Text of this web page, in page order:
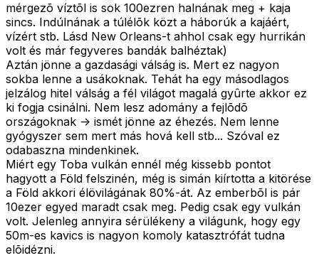
mérgezõ víztõl is sok 100ezren halnának meg + kaja
sincs. Indúlnának a túlélõk közt a háborúk a kajáért,
vízért stb. Lásd New Orleans-t ahhol csak egy hurrikán
volt és már fegyveres bandák balhéztak)
Aztán jönne a gazdasági válság is. Mert ez nagyon
sokba lenne a usákoknak. Tehát ha egy másodlagos
jelzálog hitel válság a fél világot magalá gyûrte akkor ez
ki fogja csinálni. Nem lesz adomány a fejlõdõ
országoknak -> ismét jönne az éhezés. Nem lenne
gyógyszer sem mert más hová kell stb... Szóval ez
odabaszna mindenkinek.
Miért egy Toba vulkán ennél még kissebb pontot
hagyott a Föld felszinén, még is simán kiírtotta a kitörése
a Föld akkori élövilágának 80%-át. Az emberbõl is pár
10ezer egyed maradt csak meg. Pedig csak egy vulkán
volt. Jelenleg annyira sérülékeny a világunk, hogy egy
50m-es kavics is nagyon komoly katasztrófát tudna
elõidézni.